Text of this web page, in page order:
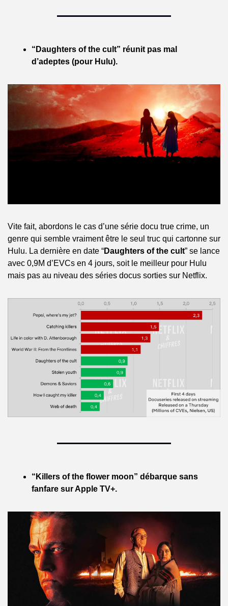
“Daughters of the cult” réunit pas mal
d’adeptes (pour Hulu).
Vite fait, abordons le cas d’une série docu true crime, un
genre qui semble vraiment être le seul truc qui cartonne sur
Hulu. La dernière en date “Daughters of the cult” se lance
avec 0,9M d’EVCs en 4 jours, soit le meilleur pour Hulu
mais pas au niveau des séries docus sorties sur Netflix.
“Killers of the flower moon” débarque sans
fanfare sur Apple TV+.